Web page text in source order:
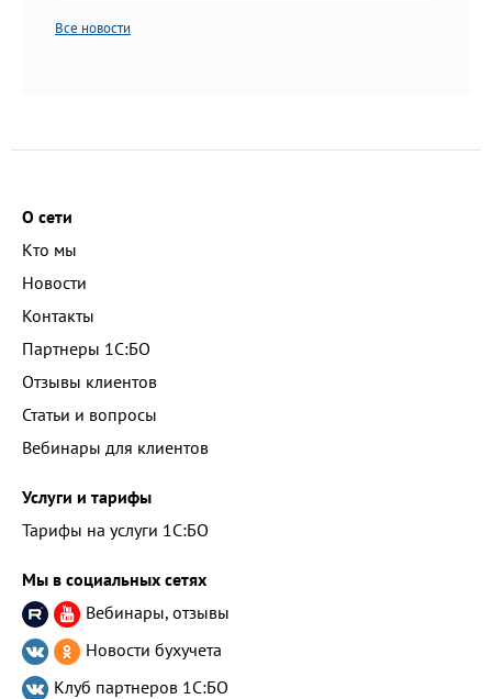
Все новости
О сети
Кто мы
Новости
Контакты
Партнеры 1С:БО
Отзывы клиентов
Статьи и вопросы
Вебинары для клиентов
Услуги и тарифы
Тарифы на услуги 1С:БО
Мы в социальных сетях
Вебинары, отзывы
Новости бухучета
Клуб партнеров 1С:БО